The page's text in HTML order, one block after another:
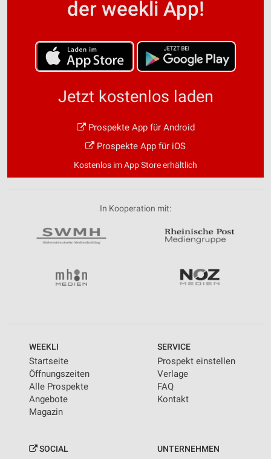
der weekli App!
Jetzt kostenlos laden
Prospekte App für Android
Prospekte App für iOS
Kostenlos im App Store erhältlich
In Kooperation mit:
WEEKLI
Startseite
Öffnungszeiten
Alle Prospekte
Angebote
Magazin
SERVICE
Prospekt einstellen
Verlage
FAQ
Kontakt
SOCIAL UNTERNEHMEN